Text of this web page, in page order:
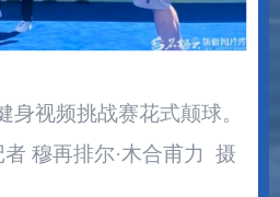
身视频挑战赛花式颠球。
穆再排尔·木合甫力 摄